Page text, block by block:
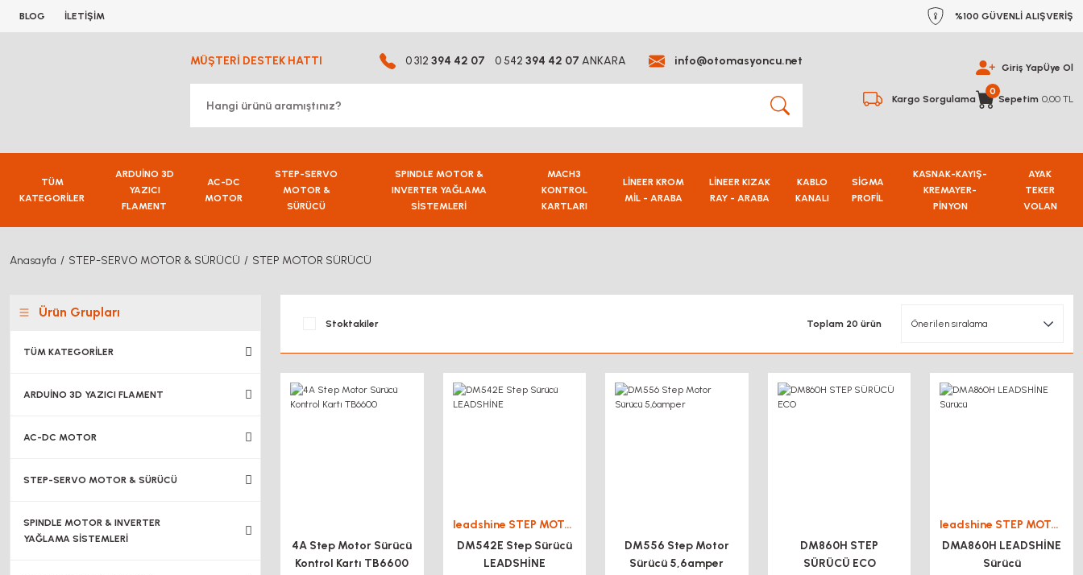
BLOG İLETİŞİM %100 GÜVENLİ ALIŞVERİŞ
MÜŞTERİ DESTEK HATTI 0 312 394 42 07 0 542 394 42 07 ANKARA info@otomasyoncu.net Giriş YapÜye Ol
Kargo Sorgulama Sepetim 0,00 TL
0
TÜM
KATEGORİLER
ARDUİNO 3D
YAZICI
FLAMENT
AC-DC
MOTOR
STEP-SERVO
MOTOR &
SÜRÜCÜ
SPINDLE MOTOR &
INVERTER YAĞLAMA
SİSTEMLERİ
MACH3
KONTROL
KARTLARI
LİNEER KROM
MİL - ARABA
LİNEER KIZAK
RAY - ARABA
KABLO
KANALI
SİGMA
PROFİL
KASNAK-KAYIŞ-
KREMAYER-
PİNYON
AYAK
TEKER
VOLAN
Anasayfa STEP-SERVO MOTOR & SÜRÜCÜ STEP MOTOR SÜRÜCÜ
Ürün Grupları
TÜM KATEGORİLER
ARDUİNO 3D YAZICI FLAMENT
AC-DC MOTOR
STEP-SERVO MOTOR & SÜRÜCÜ
SPINDLE MOTOR & INVERTER
YAĞLAMA SİSTEMLERİ
Stoktakiler Toplam 20 ürün
4A Step Motor Sürücü
Kontrol Kartı TB6600
leadshine STEP MOTOR DRİVER SÜRÜCÜ
DM542E Step Sürücü
LEADSHİNE
DM556 Step Motor
Sürücü 5,6amper
DM860H STEP
SÜRÜCÜ ECO
leadshine STEP MOTOR DRİVER SÜRÜCÜ
DMA860H LEADSHİNE
Sürücü